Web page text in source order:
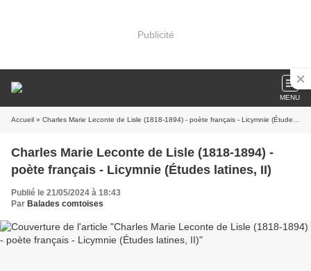
Publicité
MENU
Accueil » Charles Marie Leconte de Lisle (1818-1894) - poète français - Licymnie (Études latines, II)
Charles Marie Leconte de Lisle (1818-1894) -
poète français - Licymnie (Études latines, II)
Publié le 21/05/2024 à 18:43
Par Balades comtoises